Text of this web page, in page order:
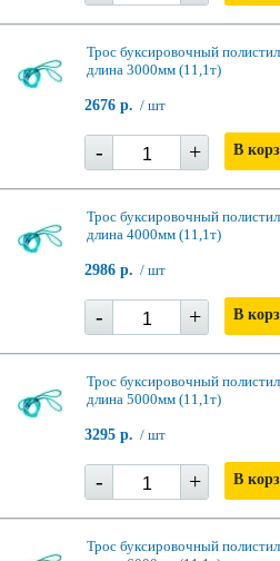
Трос буксировочный
длина 3000мм (11,1т)
2676 р. / шт
- + В
Трос буксировочный
длина 4000мм (11,1т)
2986 р. / шт
- + В
Трос буксировочный
длина 5000мм (11,1т)
3295 р. / шт
- + В
Трос буксировочный